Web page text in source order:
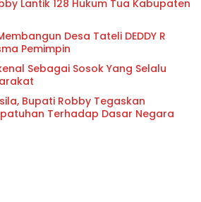
Lantik 128 Hukum Tua Kabupaten
Desa Tateli DEDDY R
Pemimpin
Sebagai Sosok Yang Selalu
Bupati Robby Tegaskan
Terhadap Dasar Negara